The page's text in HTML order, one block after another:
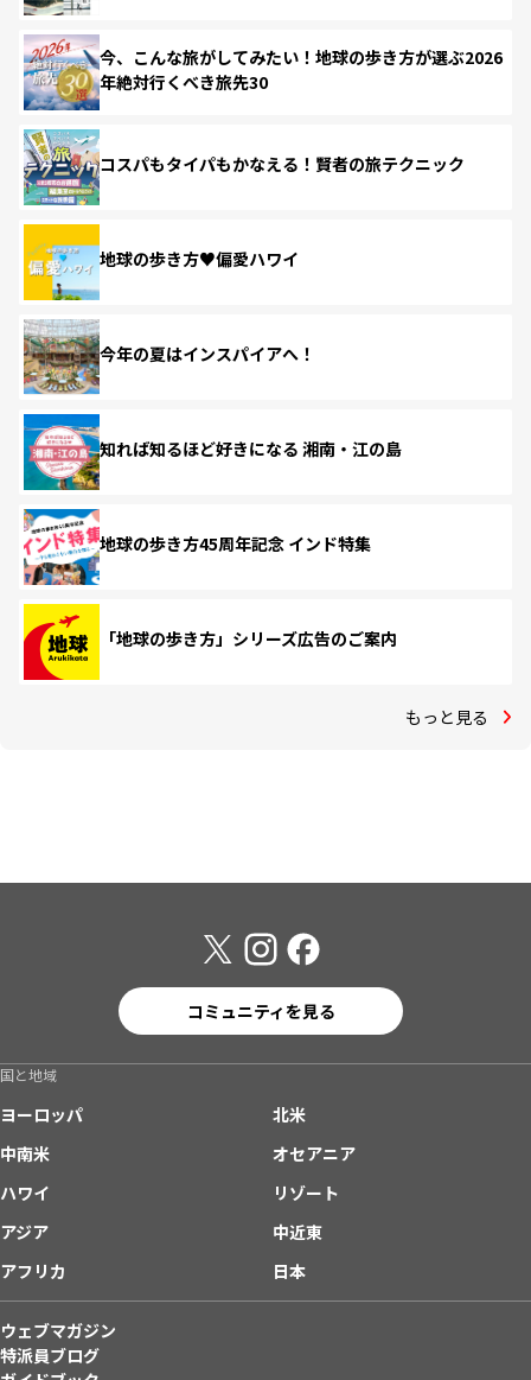
今、こんな旅がしてみたい！地球の歩き方が選ぶ2026
年絶対行くべき旅先30
コスパもタイパもかなえる！賢者の旅テクニック
地球の歩き方♥偏愛ハワイ
今年の夏はインスパイアへ！
知れば知るほど好きになる 湘南・江の島
地球の歩き方45周年記念 インド特集
「地球の歩き方」シリーズ広告のご案内
もっと見る
コミュニティを見る
国と地域
ヨーロッパ
北米
中南米
オセアニア
ハワイ
リゾート
アジア
中近東
アフリカ
日本
ウェブマガジン
特派員ブログ